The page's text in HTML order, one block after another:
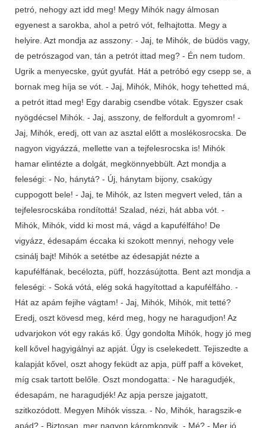
petró, nehogy azt idd meg! Megy Mihók nagy álmosan
egyenest a sarokba, ahol a petró vót, felhajtotta. Megy a
helyire. Azt mondja az asszony: - Jaj, te Mihók, de büdös vagy,
de petrószagod van, tán a petrót ittad meg? - Én nem tudom.
Ugrik a menyecske, gyút gyufát. Hát a petróbó egy csepp se, a
bornak meg híja se vót. - Jaj, Mihók, Mihók, hogy tehetted má,
a petrót ittad meg! Egy darabig csendbe vótak. Egyszer csak
nyögdécsel Mihók. - Jaj, asszony, de felfordult a gyomrom! -
Jaj, Mihók, eredj, ott van az asztal előtt a moslékosrocska. De
nagyon vigyázzá, mellette van a tejfelesrocska is! Mihók
hamar elintézte a dolgát, megkönnyebbült. Azt mondja a
feleségi: - No, hánytá? - Új, hánytam bijony, csakúgy
cuppogott bele! - Jaj, te Mihók, az Isten megvert veled, tán a
tejfelesrocskába rondítottá! Szalad, nézi, hát abba vót. -
Mihók, Mihók, vidd ki most má, vágd a kapufélfáho! De
vigyázz, édesapám éccaka ki szokott mennyi, nehogy vele
csinálj bajt! Mihók a setétbe az édesapját nézte a
kapufélfának, becélozta, püff, hozzásújtotta. Bent azt mondja a
feleségi: - Soká vótá, elég soká hagyítottad a kapufélfáho. -
Hát az apám fejihe vágtam! - Jaj, Mihók, Mihók, mit tetté?
Eredj, oszt kövesd meg, kérd meg, hogy ne haragudjon! Az
udvarjokon vót egy rakás kő. Úgy gondolta Mihók, hogy jó meg
kell kővel hagyigálnyi az apját. Úgy is cselekedett. Tejiszedte a
kalapját kővel, oszt ahogy feküdt az apja, püff paff a köveket,
míg csak tartott belőle. Oszt mondogatta: - Ne haragudjék,
édesapám, ne haragudjék! Az apja persze jajgatott,
szitkozódott. Megyen Mihók vissza. - No, Mihók, haragszik-e
apád? - Biztosan, mer nagyon káromkogyik. - Mé? - Mer jó